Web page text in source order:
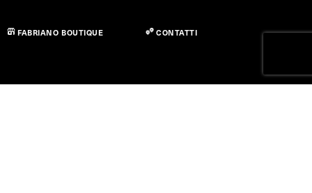
FABRIANO BOUTIQUE CONTATTI